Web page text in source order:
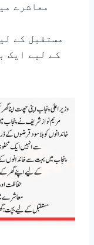
معاشرے
مستقبل کے
کے لیے ایک